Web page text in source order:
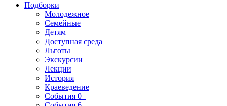
Подборки
Молодежное
Семейные
Детям
Доступная среда
Льготы
Экскурсии
Лекции
История
Краеведение
События 0+